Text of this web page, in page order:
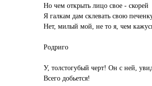
Но чем открыть лицо свое - скорей
Я галкам дам склевать свою
Нет, милый мой, не то я, чем
Родриго
У, толстогубый черт! Он с ней,
Всего добьется!